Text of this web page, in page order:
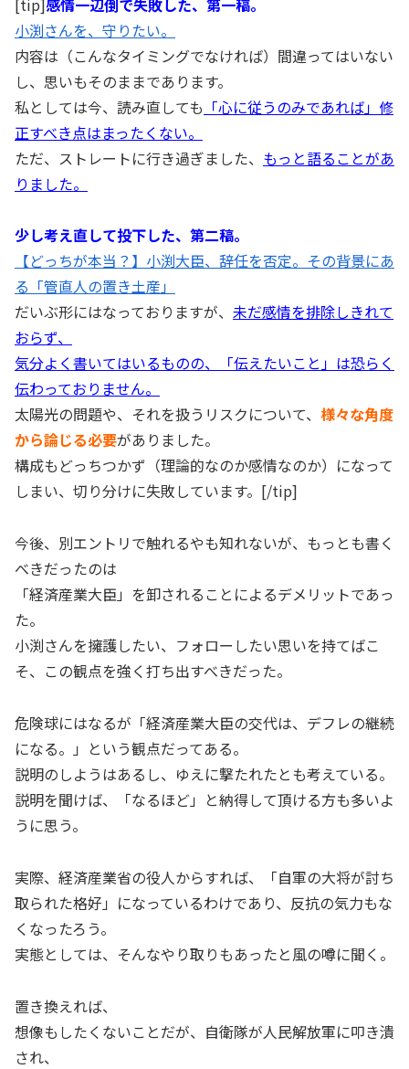
小渕さんを、守りたい。
内容は（こんなタイミングでなければ）間違ってはいない
し、思いもそのままであります。
私としては今、読み直しても 「心に従うのみであれば」修
正すべき点はまったくない。
ただ、ストレートに行き過ぎました、 もっと語ることがあ
りました。
少し考え直して投下した、第二稿。
【どっちが本当？】小渕大臣、辞任を否定。その背景にあ
る「管直人の置き土産」
だいぶ形にはなっておりますが、 未だ感情を排除しきれて
おらず、
気分よく書いてはいるものの、「伝えたいこと」は恐らく
伝わっておりません。
太陽光の問題や、それを扱うリスクについて、 様々な角度
から論じる必要がありました。
構成もどっちつかず（理論的なのか感情なのか）になって
しまい、切り分けに失敗しています。[/tip]
今後、別エントリで触れるやも知れないが、もっとも書く
べきだったのは
「経済産業大臣」を卸されることによるデメリットであっ
た。
小渕さんを擁護したい、フォローしたい思いを持てばこ
そ、この観点を強く打ち出すべきだった。
危険球にはなるが「経済産業大臣の交代は、デフレの継続
になる。」という観点だってある。
説明のしようはあるし、ゆえに撃たれたとも考えている。
説明を聞けば、「なるほど」と納得して頂ける方も多いよ
うに思う。
実際、経済産業省の役人からすれば、「自軍の大将が討ち
取られた格好」になっているわけであり、反抗の気力もな
くなったろう。
実態としては、そんなやり取りもあったと風の噂に聞く。
置き換えれば、
想像もしたくないことだが、自衛隊が人民解放軍に叩き潰
され、